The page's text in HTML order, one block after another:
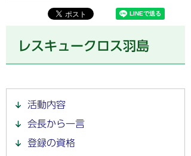
レスキュークロス羽島
活動内容
会長から一言
登録の資格